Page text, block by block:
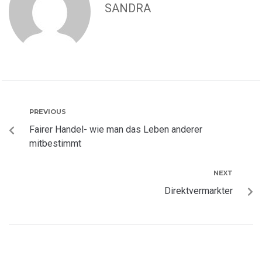
SANDRA
PREVIOUS
Fairer Handel- wie man das Leben anderer
mitbestimmt
NEXT
Direktvermarkter